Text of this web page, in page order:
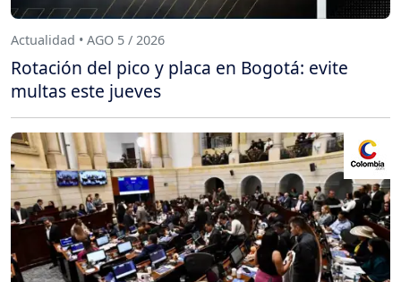
Actualidad • AGO 5 / 2026
Rotación del pico y placa en Bogotá: evite
multas este jueves